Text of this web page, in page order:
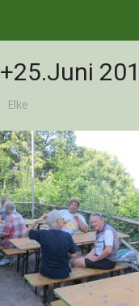
Author
Elke